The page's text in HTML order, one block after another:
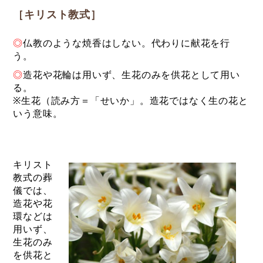
［キリスト教式］
◎仏教のような焼香はしない。代わりに献花を行
う。
◎造花や花輪は用いず、生花のみを供花として用い
る。
※生花（読み方＝「せいか」。造花ではなく生の花と
いう意味。
キリスト
教式の葬
儀では、
造花や花
環などは
用いず、
生花のみ
を供花と